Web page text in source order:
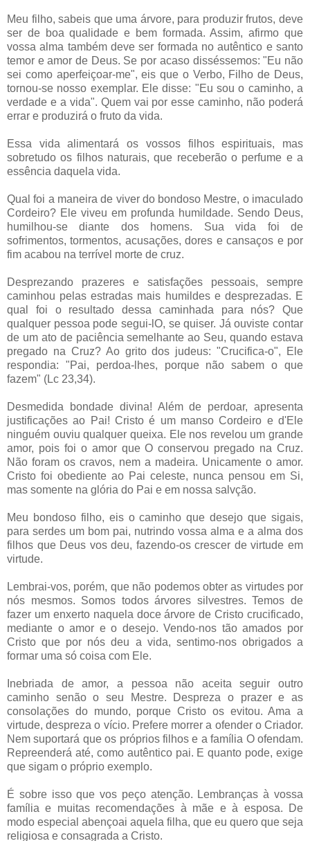
Meu filho, sabeis que uma árvore, para produzir frutos, deve
ser de boa qualidade e bem formada. Assim, afirmo que
vossa alma também deve ser formada no autêntico e santo
temor e amor de Deus. Se por acaso disséssemos: "Eu não
sei como aperfeiçoar-me", eis que o Verbo, Filho de Deus,
tornou-se nosso exemplar. Ele disse: "Eu sou o caminho, a
verdade e a vida". Quem vai por esse caminho, não poderá
errar e produzirá o fruto da vida.
Essa vida alimentará os vossos filhos espirituais, mas
sobretudo os filhos naturais, que receberão o perfume e a
essência daquela vida.
Qual foi a maneira de viver do bondoso Mestre, o imaculado
Cordeiro? Ele viveu em profunda humildade. Sendo Deus,
humilhou-se diante dos homens. Sua vida foi de
sofrimentos, tormentos, acusações, dores e cansaços e por
fim acabou na terrível morte de cruz.
Desprezando prazeres e satisfações pessoais, sempre
caminhou pelas estradas mais humildes e desprezadas. E
qual foi o resultado dessa caminhada para nós? Que
qualquer pessoa pode segui-lO, se quiser. Já ouviste contar
de um ato de paciência semelhante ao Seu, quando estava
pregado na Cruz? Ao grito dos judeus: "Crucifica-o", Ele
respondia: "Pai, perdoa-lhes, porque não sabem o que
fazem" (Lc 23,34).
Desmedida bondade divina! Além de perdoar, apresenta
justificações ao Pai! Cristo é um manso Cordeiro e d'Ele
ninguém ouviu qualquer queixa. Ele nos revelou um grande
amor, pois foi o amor que O conservou pregado na Cruz.
Não foram os cravos, nem a madeira. Unicamente o amor.
Cristo foi obediente ao Pai celeste, nunca pensou em Si,
mas somente na glória do Pai e em nossa salvção.
Meu bondoso filho, eis o caminho que desejo que sigais,
para serdes um bom pai, nutrindo vossa alma e a alma dos
filhos que Deus vos deu, fazendo-os crescer de virtude em
virtude.
Lembrai-vos, porém, que não podemos obter as virtudes por
nós mesmos. Somos todos árvores silvestres. Temos de
fazer um enxerto naquela doce árvore de Cristo crucificado,
mediante o amor e o desejo. Vendo-nos tão amados por
Cristo que por nós deu a vida, sentimo-nos obrigados a
formar uma só coisa com Ele.
Inebriada de amor, a pessoa não aceita seguir outro
caminho senão o seu Mestre. Despreza o prazer e as
consolações do mundo, porque Cristo os evitou. Ama a
virtude, despreza o vício. Prefere morrer a ofender o Criador.
Nem suportará que os próprios filhos e a família O ofendam.
Repreenderá até, como autêntico pai. E quanto pode, exige
que sigam o próprio exemplo.
É sobre isso que vos peço atenção. Lembranças à vossa
família e muitas recomendações à mãe e à esposa. De
modo especial abençoai aquela filha, que eu quero que seja
religiosa e consagrada a Cristo.